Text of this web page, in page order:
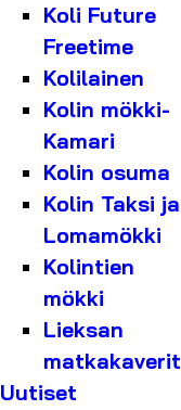
Koli Future
Freetime
Kolilainen
Kolin mökki-
Kamari
Kolin osuma
Kolin Taksi ja
Lomamökki
Kolintien
mökki
Lieksan
matkakaverit
Uutiset